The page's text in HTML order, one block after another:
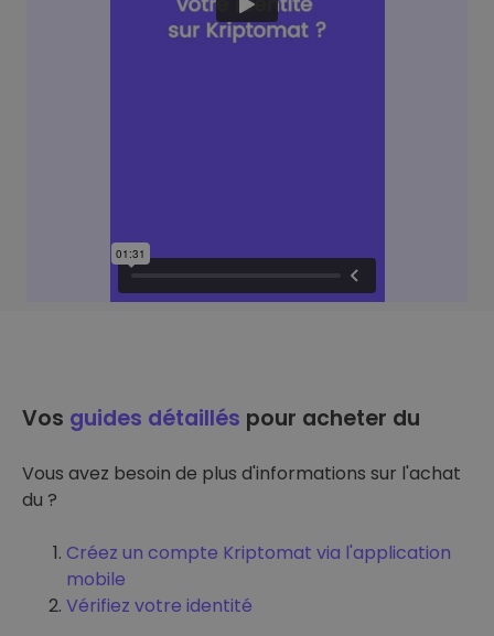
Vos guides détaillés pour acheter du
Vous avez besoin de plus d'informations sur l'achat
du ?
Créez un compte Kriptomat via l'application
mobile
Vérifiez votre identité